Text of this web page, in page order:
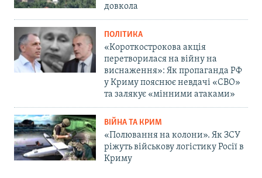
довкола
ПОЛІТИКА
«Короткострокова акція
перетворилася на війну на
виснаження»: Як пропаганда РФ
у Криму пояснює невдачі «СВО»
та залякує «мінними атаками»
ВІЙНА ТА КРИМ
«Полювання на колони». Як ЗСУ
ріжуть військову логістику Росії в
Криму